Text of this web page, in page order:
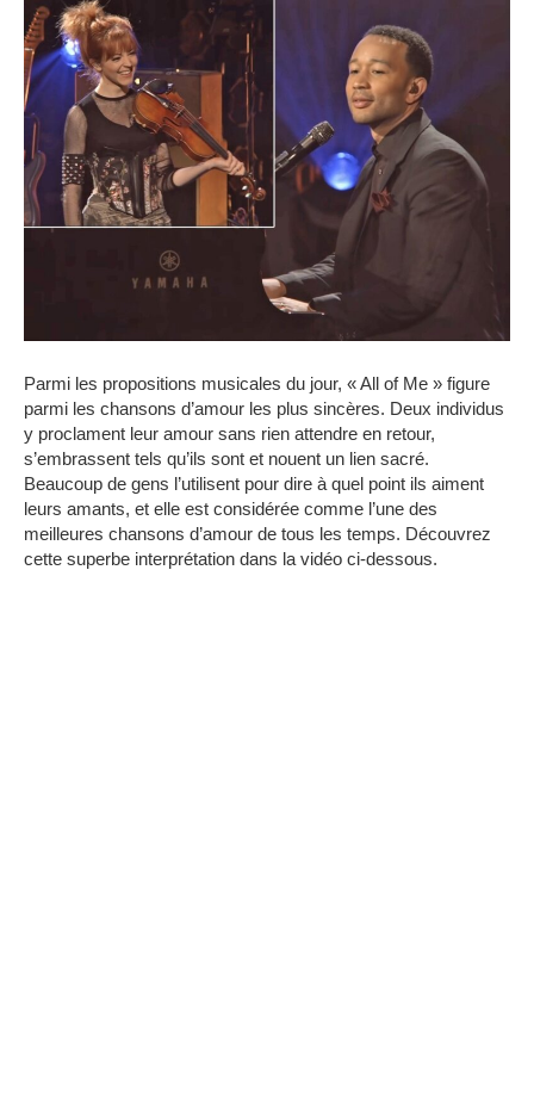
Parmi les propositions musicales du jour, « All of Me » figure
parmi les chansons d’amour les plus sincères. Deux individus
y proclament leur amour sans rien attendre en retour,
s’embrassent tels qu’ils sont et nouent un lien sacré.
Beaucoup de gens l’utilisent pour dire à quel point ils aiment
leurs amants, et elle est considérée comme l’une des
meilleures chansons d’amour de tous les temps. Découvrez
cette superbe interprétation dans la vidéo ci-dessous.